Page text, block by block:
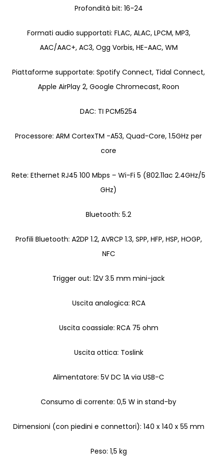
Profondità bit: 16-24
Formati audio supportati: FLAC, ALAC, LPCM, MP3,
AAC/AAC+, AC3, Ogg Vorbis, HE-AAC, WM
Piattaforme supportate: Spotify Connect, Tidal Connect,
Apple AirPlay 2, Google Chromecast, Roon
DAC: TI PCM5254
Processore: ARM CortexTM -A53, Quad-Core, 1.5GHz per
core
Rete: Ethernet RJ45 100 Mbps – Wi-Fi 5 (802.11ac 2.4GHz/5
GHz)
Bluetooth: 5.2
Profili Bluetooth: A2DP 1.2, AVRCP 1.3, SPP, HFP, HSP, HOGP,
NFC
Trigger out: 12V 3.5 mm mini-jack
Uscita analogica: RCA
Uscita coassiale: RCA 75 ohm
Uscita ottica: Toslink
Alimentatore: 5V DC 1A via USB-C
Consumo di corrente: 0,5 W in stand-by
Dimensioni (con piedini e connettori): 140 x 140 x 55 mm
Peso: 1,5 kg